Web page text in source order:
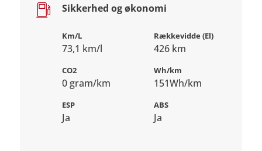
Sikkerhed og økonomi
Km/L
73,1 km/l
Rækkevidde (El)
426 km
CO2
0 gram/km
Wh/km
151Wh/km
ESP
Ja
ABS
Ja